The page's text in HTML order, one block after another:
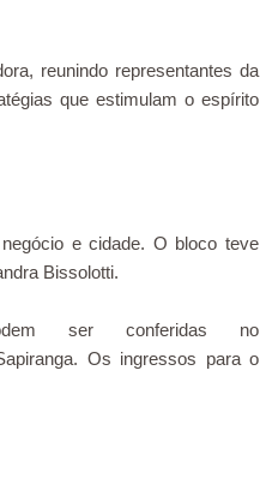
reunindo representantes da
que estimulam o espírito
e cidade. O bloco teve
Bissolotti.
ser conferidas no
Os ingressos para o